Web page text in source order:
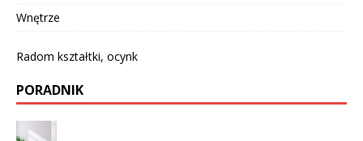
Wnętrze
Radom kształtki, ocynk
PORADNIK